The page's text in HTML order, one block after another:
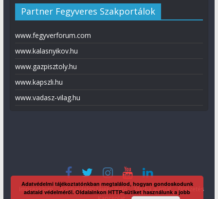
Partner Fegyveres Szakportálok
www.fegyverforum.com
www.kalasnyikov.hu
www.gazpisztoly.hu
www.kapszli.hu
www.vadasz-vilag.hu
Impresszum Adatvédelmi tájékoztató Média ajánlat
Előfizetés
Adatvédelmi tájékoztatónkban megtalálod, hogyan gondoskodunk
adataid védelméről. Oldalainkon HTTP-sütiket használunk a jobb